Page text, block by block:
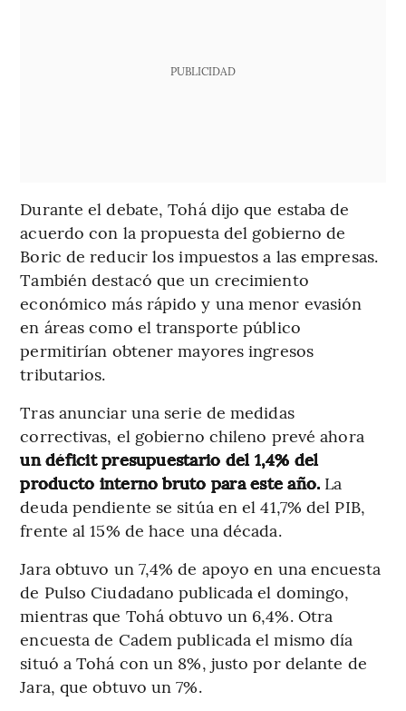
PUBLICIDAD
Durante el debate, Tohá dijo que estaba de
acuerdo con la propuesta del gobierno de
Boric de reducir los impuestos a las empresas.
También destacó que un crecimiento
económico más rápido y una menor evasión
en áreas como el transporte público
permitirían obtener mayores ingresos
tributarios.
Tras anunciar una serie de medidas
correctivas, el gobierno chileno prevé ahora
un déficit presupuestario del 1,4% del
producto interno bruto para este año. La
deuda pendiente se sitúa en el 41,7% del PIB,
frente al 15% de hace una década.
Jara obtuvo un 7,4% de apoyo en una encuesta
de Pulso Ciudadano publicada el domingo,
mientras que Tohá obtuvo un 6,4%. Otra
encuesta de Cadem publicada el mismo día
situó a Tohá con un 8%, justo por delante de
Jara, que obtuvo un 7%.